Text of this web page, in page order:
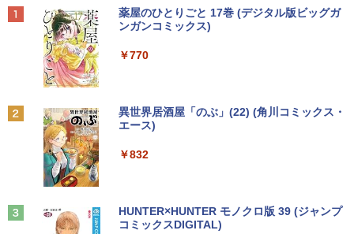
180日保証 送料無料 Office付き
2
8月5日限定10倍＆抽選10000P！｜お得3
点セット富士通 LIFEBOOKシリーズ ノ
ートパソコンアウトレット 第八世代Core
15型 Windows11 最大メモリ32GB新品S
￥16,800
o 中古パソコンデスクトップパソコン ミ
ニPC デル 中古パソコンデスクトップPC
￥17,888
22inch液晶 PCフルセット【WPS Office
× Windows11搭載済機種】機種おまかせ
D256GB 無線LAN/キーボード/マウス/ca
￥26,999
￥734
止 デスク保護 保護シート付 ブラック DP
A-RP01BK
3
PS | 243V5QHABA/11 | 23.6インチワイ
ド 1920×1080(フルHD) | LEDバックライ
￥26,400
ーズ） [ 小学館 ]
￥26,620
URGERY／岡庭豊／荒瀬康司／三角和雄
Anker Soundcore P40i オフホワイト
Anker Soundcore P31i ブラック
Anker Soundcore Liberty 5 ミッドナイトブ
ラック
BRUCE WAYNE feat. Flo Milli, ATL Jacob
[Explicit]
￥250
BRUCE WAYNE feat. Flo Milli, ATL Jacob
[Explicit]
￥250
On My Road (Stadium ver.)
【Amazon.co.jp限定】 い・ろ・は・す 2L P
ET ラベルレス ×8本
￥1,001
by Amazon 天然水 ラベルレス 500ml ×24本
富士山の天然水 バナジウム含有 水 ミネラル
ットル (Smart Basic)
by Amazon 天然水ラベルレス 2L×9本
薬屋のひとりごと 17巻 (デジタル版ビッグガ
ンガンコミックス)
￥770
異世界居酒屋「のぶ」(22) (角川コミックス・
エース)
￥832
HUNTER×HUNTER モノクロ版 39 (ジャンプ
コミックスDIGITAL)